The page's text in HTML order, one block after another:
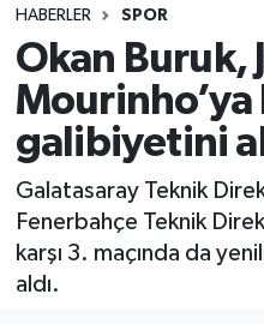
HABERLER SPOR
Okan Buruk,
Mourinho’ya
galibiyetini
Galatasaray Teknik
Fenerbahçe Teknik
karşı 3. maçında da
aldı.
İSTANBUL
DÜNYA
SPOR
MAGAZİN
KÜLTÜR SANAT
Trafik Durumu
Süper Lig Puan
Tüm Manşetler
Son Dakika Haberleri
Haber Arşivi